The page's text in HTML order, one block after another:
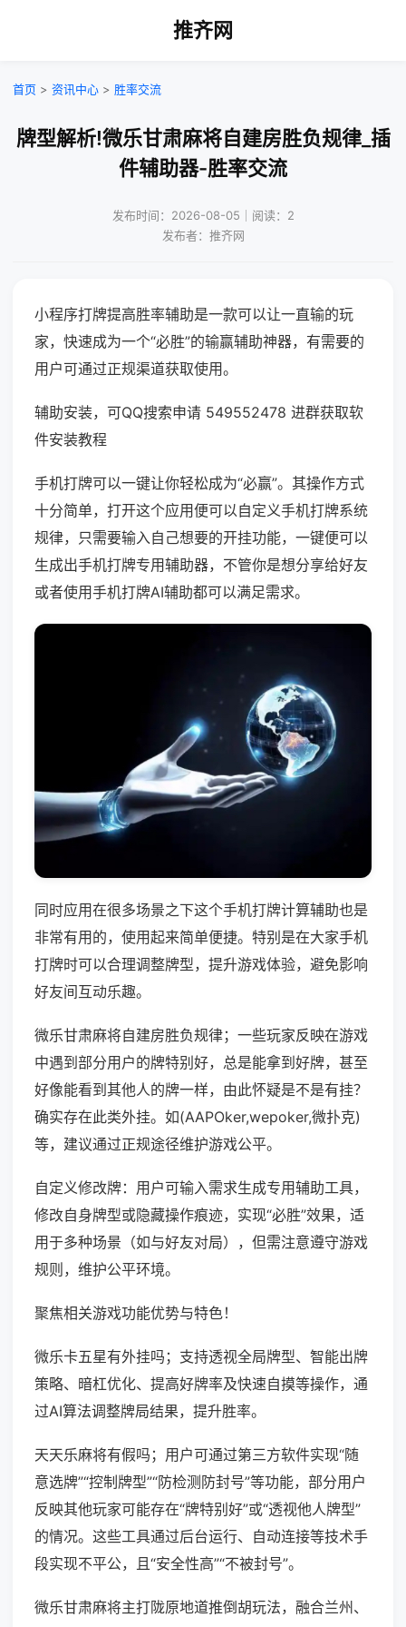
推齐网
首页 > 资讯中心 > 胜率交流
牌型解析!微乐甘肃麻将自建房胜负规律_插
件辅助器-胜率交流
发布时间：2026-08-05｜阅读：2
发布者：推齐网
小程序打牌提高胜率辅助是一款可以让一直输的玩
家，快速成为一个“必胜”的输赢辅助神器，有需要的
用户可通过正规渠道获取使用。
辅助安装，可QQ搜索申请 549552478 进群获取软
件安装教程
手机打牌可以一键让你轻松成为“必赢”。其操作方式
十分简单，打开这个应用便可以自定义手机打牌系统
规律，只需要输入自己想要的开挂功能，一键便可以
生成出手机打牌专用辅助器，不管你是想分享给好友
或者使用手机打牌AI辅助都可以满足需求。
同时应用在很多场景之下这个手机打牌计算辅助也是
非常有用的，使用起来简单便捷。特别是在大家手机
打牌时可以合理调整牌型，提升游戏体验，避免影响
好友间互动乐趣。
微乐甘肃麻将自建房胜负规律；一些玩家反映在游戏
中遇到部分用户的牌特别好，总是能拿到好牌，甚至
好像能看到其他人的牌一样，由此怀疑是不是有挂？
确实存在此类外挂。如(AAPOker,wepoker,微扑克)
等，建议通过正规途径维护游戏公平。
自定义修改牌：用户可输入需求生成专用辅助工具，
修改自身牌型或隐藏操作痕迹，实现“必胜”效果，适
用于多种场景（如与好友对局），但需注意遵守游戏
规则，维护公平环境。
聚焦相关游戏功能优势与特色！
微乐卡五星有外挂吗；支持透视全局牌型、智能出牌
策略、暗杠优化、提高好牌率及快速自摸等操作，通
过AI算法调整牌局结果，提升胜率。
天天乐麻将有假吗；用户可通过第三方软件实现“随
意选牌”“控制牌型”“防检测防封号”等功能，部分用户
反映其他玩家可能存在“牌特别好”或“透视他人牌型”
的情况。这些工具通过后台运行、自动连接等技术手
段实现不平公，且“安全性高”“不被封号”。
微乐甘肃麻将主打陇原地道推倒胡玩法，融合兰州、